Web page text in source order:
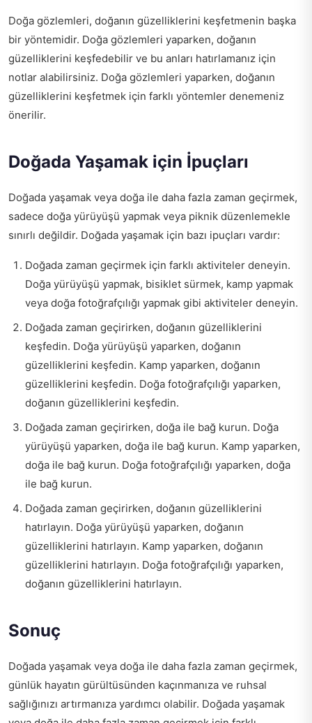
Doğa gözlemleri, doğanın güzelliklerini keşfetmenin başka
bir yöntemidir. Doğa gözlemleri yaparken, doğanın
güzelliklerini keşfedebilir ve bu anları hatırlamanız için
notlar alabilirsiniz. Doğa gözlemleri yaparken, doğanın
güzelliklerini keşfetmek için farklı yöntemler denemeniz
önerilir.
Doğada Yaşamak için İpuçları
Doğada yaşamak veya doğa ile daha fazla zaman geçirmek,
sadece doğa yürüyüşü yapmak veya piknik düzenlemekle
sınırlı değildir. Doğada yaşamak için bazı ipuçları vardır:
Doğada zaman geçirmek için farklı aktiviteler deneyin.
Doğa yürüyüşü yapmak, bisiklet sürmek, kamp yapmak
veya doğa fotoğrafçılığı yapmak gibi aktiviteler deneyin.
Doğada zaman geçirirken, doğanın güzelliklerini
keşfedin. Doğa yürüyüşü yaparken, doğanın
güzelliklerini keşfedin. Kamp yaparken, doğanın
güzelliklerini keşfedin. Doğa fotoğrafçılığı yaparken,
doğanın güzelliklerini keşfedin.
Doğada zaman geçirirken, doğa ile bağ kurun. Doğa
yürüyüşü yaparken, doğa ile bağ kurun. Kamp yaparken,
doğa ile bağ kurun. Doğa fotoğrafçılığı yaparken, doğa
ile bağ kurun.
Doğada zaman geçirirken, doğanın güzelliklerini
hatırlayın. Doğa yürüyüşü yaparken, doğanın
güzelliklerini hatırlayın. Kamp yaparken, doğanın
güzelliklerini hatırlayın. Doğa fotoğrafçılığı yaparken,
doğanın güzelliklerini hatırlayın.
Sonuç
Doğada yaşamak veya doğa ile daha fazla zaman geçirmek,
günlük hayatın gürültüsünden kaçınmanıza ve ruhsal
sağlığınızı artırmanıza yardımcı olabilir. Doğada yaşamak